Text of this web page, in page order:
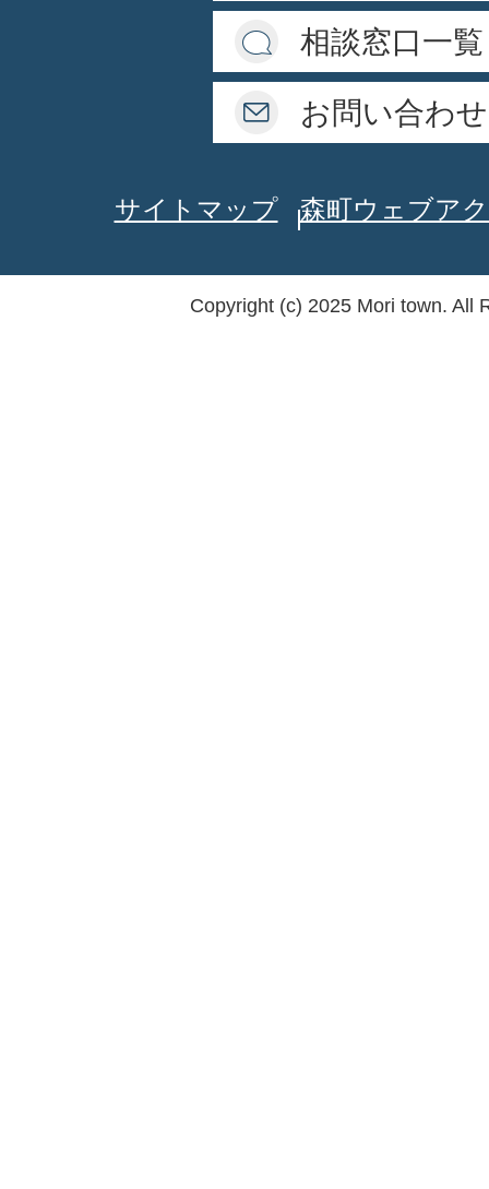
相談窓口一覧
お問い合わせ
サイトマップ 森町ウェブア
Copyright (c) 2025 Mori town. All